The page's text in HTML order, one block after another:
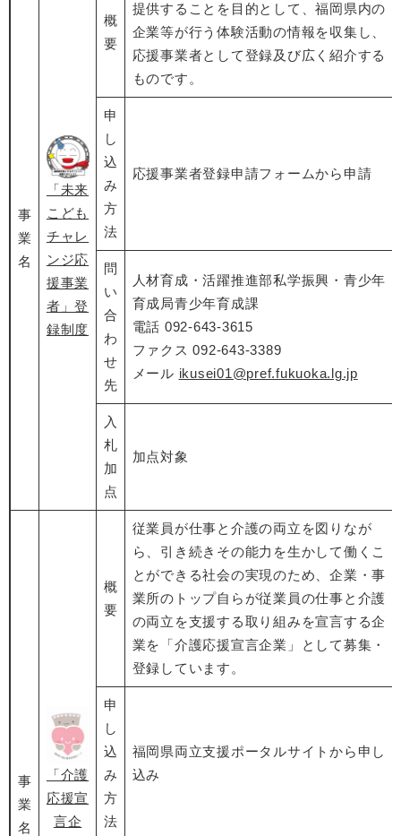
事
業
名
「未来
こども
チャレ
ンジ応
援事業
者」登
録制度
概
要
提供することを目的として、福岡県内の
企業等が行う体験活動の情報を収集し、
応援事業者として登録及び広く紹介する
ものです。
申
し
込
み
方
法
応援事業者登録申請フォームから申請
問
い
合
わ
せ
先
人材育成・活躍推進部私学振興・青少年
育成局青少年育成課
​電話 092-643-3615
​ファクス 092-643-3389
メール ikusei01@pref.fukuoka.lg.jp
入
札
加
点
加点対象
事
業
名
「介護
応援宣
言企
概
要
従業員が仕事と介護の両立を図りなが
ら、引き続きその能力を生かして働くこ
とができる社会の実現のため、企業・事
業所のトップ自らが従業員の仕事と介護
の両立を支援する取り組みを宣言する企
業を「介護応援宣言企業」として募集・
登録しています。
申
し
込
み
方
法
福岡県両立支援ポータルサイトから申し
込み